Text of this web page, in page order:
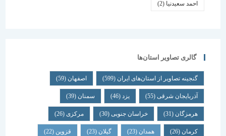
احمد سعیدنیا (2)
گالری تصاویر استان‌ها
گنجینه تصاویر از استان‌های ایران(599) اصفهان (59)
آذربایجان شرقی(55) یزد سمنان (39)
هرمزگان(31) خراسان جنوبی(30) مرکزی (26)
همدان گیلان قزوین